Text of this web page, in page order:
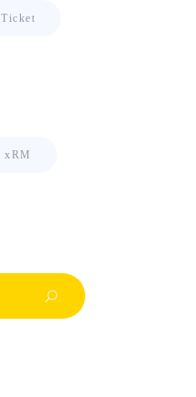
Ticket
xRM